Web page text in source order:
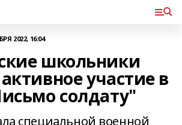
2022, 16:04
школьники
участие в
солдату"
специальной военной